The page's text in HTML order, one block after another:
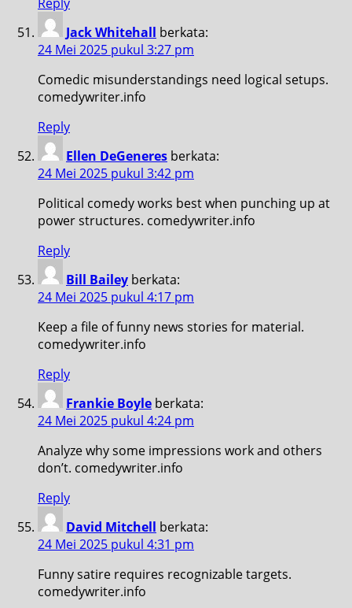
Jack Whitehall berkata:
24 Mei 2025 pukul 3:27 pm
Comedic misunderstandings need logical setups.
comedywriter.info
Reply
Ellen DeGeneres berkata:
24 Mei 2025 pukul 3:42 pm
Political comedy works best when punching up at
power structures. comedywriter.info
Reply
Bill Bailey berkata:
24 Mei 2025 pukul 4:17 pm
Keep a file of funny news stories for material.
comedywriter.info
Reply
Frankie Boyle berkata:
24 Mei 2025 pukul 4:24 pm
Analyze why some impressions work and others
don’t. comedywriter.info
Reply
David Mitchell berkata:
24 Mei 2025 pukul 4:31 pm
Funny satire requires recognizable targets.
comedywriter.info